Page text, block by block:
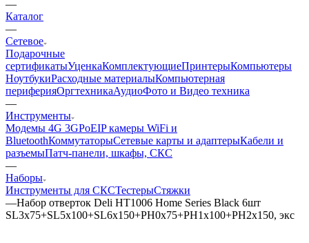
—
Каталог
—
Сетевое
Подарочные
сертификатыУценкаКомплектующиеПринтерыКомпьютеры
НоутбукиРасходные материалыКомпьютерная
периферияОргтехникаАудиоФото и Видео техника
—
Инструменты
Модемы 4G 3GPoEIP камеры WiFi и
BluetoothКоммутаторыСетевые карты и адаптерыКабели и
разъемыПатч-панели, шкафы, СКС
—
Наборы
Инструменты для СКСТестерыСтяжки
—Набор отверток Deli HT1006 Home Series Black 6шт
SL3x75+SL5x100+SL6x150+PH0x75+PH1x100+PH2x150, экс